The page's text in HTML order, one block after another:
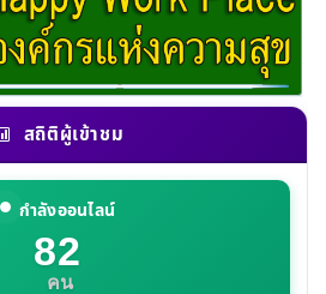
สถิติผู้เข้าชม
กำลังออนไลน์
82
คน